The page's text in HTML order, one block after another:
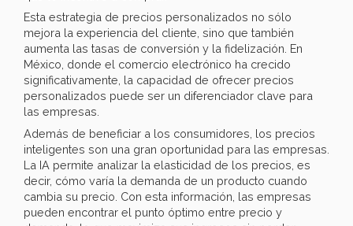
Esta estrategia de precios personalizados no sólo
mejora la experiencia del cliente, sino que también
aumenta las tasas de conversión y la fidelización. En
México, donde el comercio electrónico ha crecido
significativamente, la capacidad de ofrecer precios
personalizados puede ser un diferenciador clave para
las empresas.
Además de beneficiar a los consumidores, los precios
inteligentes son una gran oportunidad para las empresas.
La IA permite analizar la elasticidad de los precios, es
decir, cómo varía la demanda de un producto cuando
cambia su precio. Con esta información, las empresas
pueden encontrar el punto óptimo entre precio y